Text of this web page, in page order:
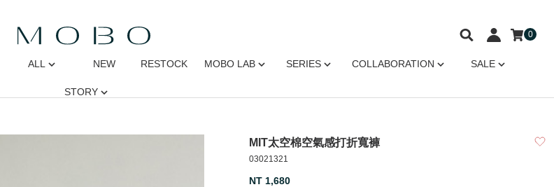
ALL NEW RESTOCK MOBO LAB SERIES COLLABORATION SALE
STORY
0
MIT太空棉空氣感打折寬褲
03021321
NT 1,680